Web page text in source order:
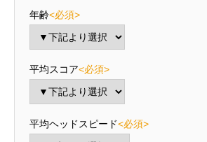
年齢<必須>
平均スコア<必須>
平均ヘッドスピード<必須>